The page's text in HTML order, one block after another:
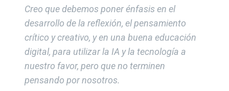
Creo que debemos poner énfasis en el
desarrollo de la reflexión, el pensamiento
crítico y creativo, y en una buena educación
digital, para utilizar la IA y la tecnología a
nuestro favor, pero que no terminen
pensando por nosotros.